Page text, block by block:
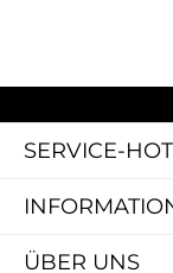
SERVICE-
ÜBER UNS